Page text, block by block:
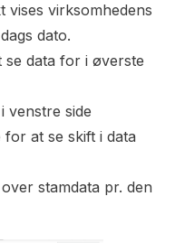
vises virksomhedens
dato.
data for i øverste
venstre side
at se skift i data
stamdata pr. den